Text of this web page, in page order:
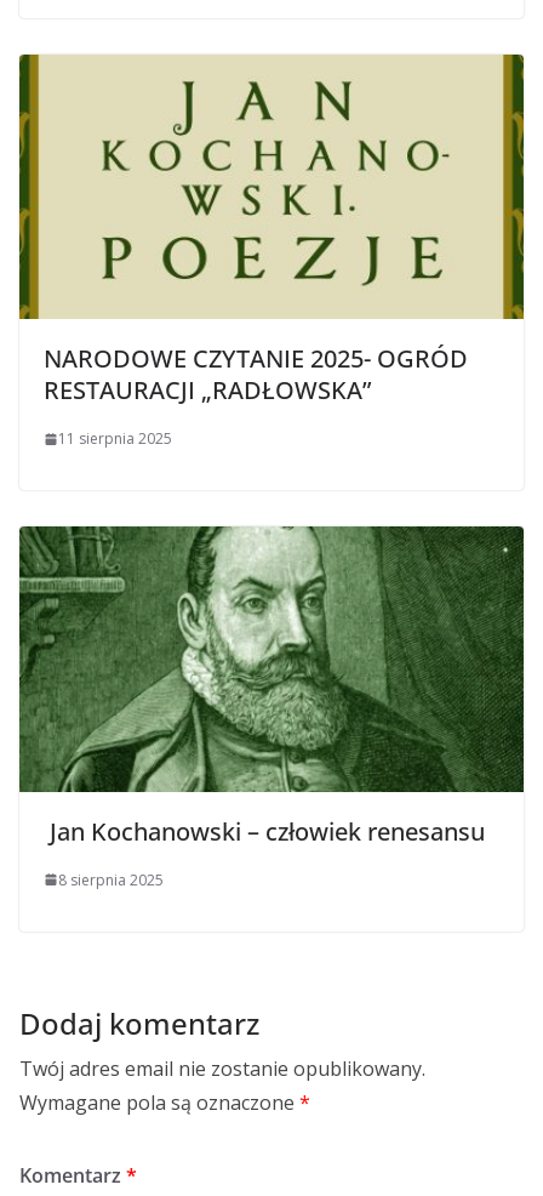
NARODOWE CZYTANIE 2025- OGRÓD
RESTAURACJI „RADŁOWSKA”
11 sierpnia 2025
Jan Kochanowski – człowiek renesansu
8 sierpnia 2025
Dodaj komentarz
Twój adres email nie zostanie opublikowany.
Wymagane pola są oznaczone *
Komentarz *